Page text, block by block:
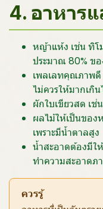
4. อาหาร
หญ้าแห้ง เช่น ทิโ
ประมาณ 80% ข
เพลเลทคุณภาพ
ไม่ควรให้มากเกิน
ผักใบเขียวสด เ
ผลไม้ให้เป็นของ
เพราะมีน้ำตาลสูง
น้ำสะอาดต้องมีใ
ทำความสะอาดภ
ควรรู้